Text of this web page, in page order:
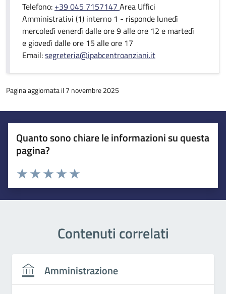
Telefono: +39 045 7157147 Area Uffici
Amministrativi (1) interno 1 - risponde lunedì
mercoledì venerdì dalle ore 9 alle ore 12 e martedì
e giovedì dalle ore 15 alle ore 17
Email:segreteria@ipabcentroanziani.it
Pagina aggiornata il 7 novembre 2025
Quanto sono chiare le informazioni su questa
pagina?
Esprimi una valutazione
Valuta 5 stelle su 5
Valuta 4 stelle su 5
Valuta 3 stelle su 5
Valuta 2 stelle su 5
Valuta 1 stelle su 5
Contenuti correlati
Amministrazione